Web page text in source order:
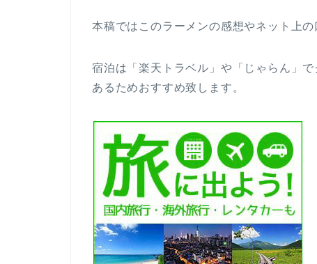
本稿ではこのラーメンの感想やネット上の
宿泊は「楽天トラベル」や「じゃらん」
あるためおすすめ致します。